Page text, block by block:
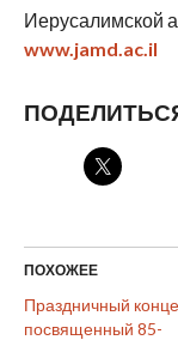
Иерусалимской
www.jamd.ac.il
ПОХОЖЕЕ
Праздничный
посвященный 85-